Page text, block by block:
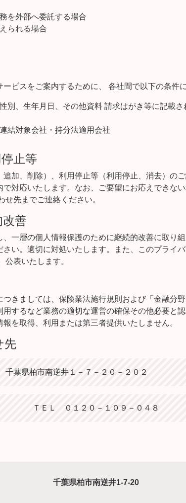
を外部へ委託する場合
られる場合
ビスをご案内するために、 各社間で以下の条件
別、生年月日、その他資料 請求はがき等に記載さ
結対象会社・持分法適用会社
止等
加、削除）、利用停止等（利用停止、消去）の
対応いたします。なお、ご要望にお応えできな
先までご連絡ください。
善
一層の個人情報保護のために継続的改善に取り
い。適切に対処いたします。また、このプライ
表いたします。
きましては、保険業法施行規則および「金融分
するなど業務の適切な運営の確保その他必要と
を取得、利用または第三者提供いたしません。
先
県柏市南逆井１－７－２０－２０２
ＴＥＬ ０１２０－１０９－０４８
千葉県柏市南逆井1-7-20